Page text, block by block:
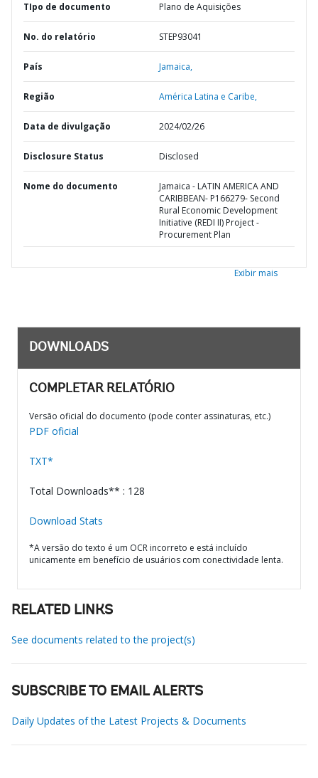
TIpo de documento Plano de Aquisições
No. do relatório STEP93041
País Jamaica,
Região América Latina e Caribe,
Data de divulgação 2024/02/26
Disclosure Status Disclosed
Nome do documento
Jamaica - LATIN AMERICA AND
CARIBBEAN- P166279- Second
Rural Economic Development
Initiative (REDI II) Project -
Procurement Plan
Exibir mais
DOWNLOADS
COMPLETAR RELATÓRIO
Versão oficial do documento (pode conter assinaturas, etc.)
PDF oficial
TXT*
Total Downloads** : 128
Download Stats
*A versão do texto é um OCR incorreto e está incluído
unicamente em benefício de usuários com conectividade lenta.
RELATED LINKS
See documents related to the project(s)
SUBSCRIBE TO EMAIL ALERTS
Daily Updates of the Latest Projects & Documents